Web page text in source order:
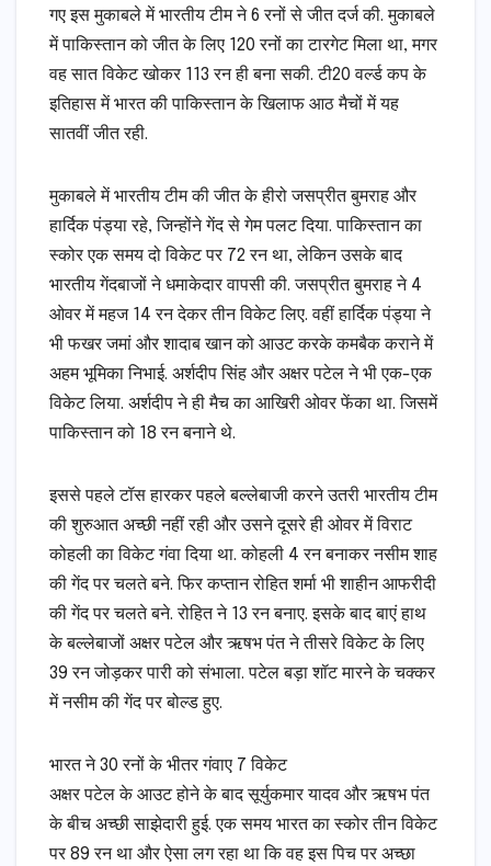
गए इस मुकाबले में भारतीय टीम ने 6 रनों से जीत दर्ज की. मुकाबले
में पाकिस्तान को जीत के लिए 120 रनों का टारगेट मिला था, मगर
वह सात विकेट खोकर 113 रन ही बना सकी. टी20 वर्ल्ड कप के
इतिहास में भारत की पाकिस्तान के खिलाफ आठ मैचों में यह
सातवीं जीत रही.
मुकाबले में भारतीय टीम की जीत के हीरो जसप्रीत बुमराह और
हार्दिक पंड्या रहे, जिन्होंने गेंद से गेम पलट दिया. पाकिस्तान का
स्कोर एक समय दो विकेट पर 72 रन था, लेकिन उसके बाद
भारतीय गेंदबाजों ने धमाकेदार वापसी की. जसप्रीत बुमराह ने 4
ओवर में महज 14 रन देकर तीन विकेट लिए. वहीं हार्दिक पंड्या ने
भी फखर जमां और शादाब खान को आउट करके कमबैक कराने में
अहम भूमिका निभाई. अर्शदीप सिंह और अक्षर पटेल ने भी एक-एक
विकेट लिया. अर्शदीप ने ही मैच का आखिरी ओवर फेंका था. जिसमें
पाकिस्तान को 18 रन बनाने थे.
इससे पहले टॉस हारकर पहले बल्लेबाजी करने उतरी भारतीय टीम
की शुरुआत अच्छी नहीं रही और उसने दूसरे ही ओवर में विराट
कोहली का विकेट गंवा दिया था. कोहली 4 रन बनाकर नसीम शाह
की गेंद पर चलते बने. फिर कप्तान रोहित शर्मा भी शाहीन आफरीदी
की गेंद पर चलते बने. रोहित ने 13 रन बनाए. इसके बाद बाएं हाथ
के बल्लेबाजों अक्षर पटेल और ऋषभ पंत ने तीसरे विकेट के लिए
39 रन जोड़कर पारी को संभाला. पटेल बड़ा शॉट मारने के चक्कर
में नसीम की गेंद पर बोल्ड हुए.
भारत ने 30 रनों के भीतर गंवाए 7 विकेट
अक्षर पटेल के आउट होने के बाद सूर्युकमार यादव और ऋषभ पंत
के बीच अच्छी साझेदारी हुई. एक समय भारत का स्कोर तीन विकेट
पर 89 रन था और ऐसा लग रहा था कि वह इस पिच पर अच्छा